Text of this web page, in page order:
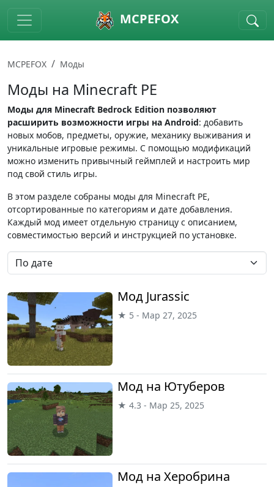
Skip to main content MCPEFOX
MCPEFOX Моды
Моды на Minecraft PE
Моды для Minecraft Bedrock Edition позволяют
расширить возможности игры на Android: добавить
новых мобов, предметы, оружие, механику выживания и
уникальные игровые режимы. С помощью модификаций
можно изменить привычный геймплей и настроить мир
под свой стиль игры.
В этом разделе собраны моды для Minecraft PE,
отсортированные по категориям и дате добавления.
Каждый мод имеет отдельную страницу с описанием,
совместимостью версий и инструкцией по установке.
Мод Jurassic
★ 5 - Мар 27, 2025
Мод на Ютуберов
★ 4.3 - Мар 25, 2025
Мод на Херобрина